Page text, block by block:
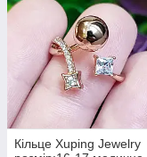
Кільце Xuping Jewelry